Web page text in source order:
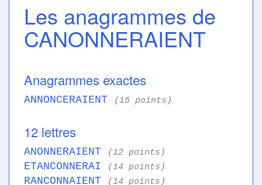
Les anagrammes de
CANONNERAIENT
Anagrammes exactes
ANNONCERAIENT (15 points)
12 lettres
ANONNERAIENT (12 points)
ETANCONNERAI (14 points)
RANCONNAIENT (14 points)